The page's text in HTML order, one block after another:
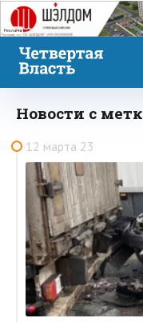
Реклама
Новости с
12 марта 23